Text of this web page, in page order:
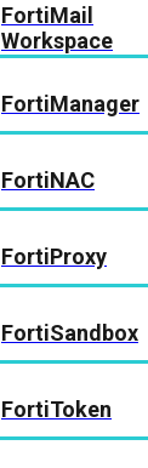
FortiMail
Workspace
FortiManager
FortiNAC
FortiProxy
FortiSandbox
FortiToken